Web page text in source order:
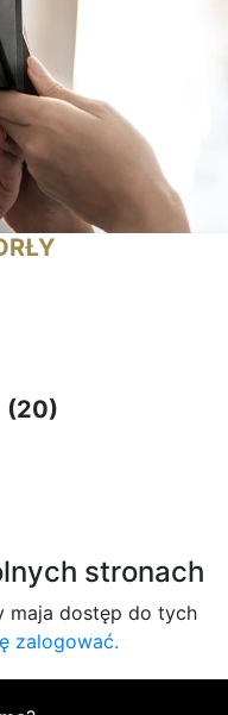
(20)
stronach
maja dostęp do tych
zalogować.